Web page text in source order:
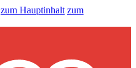
zum Hauptinhalt zum